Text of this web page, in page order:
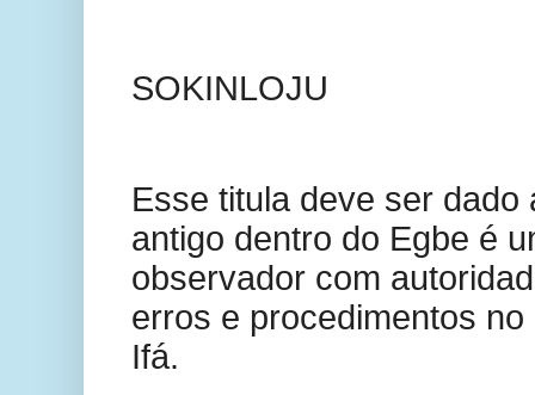
SOKINLOJU
Esse titula deve ser dado
antigo dentro do Egbe é
observador com
erros e procedimentos
Ifá.